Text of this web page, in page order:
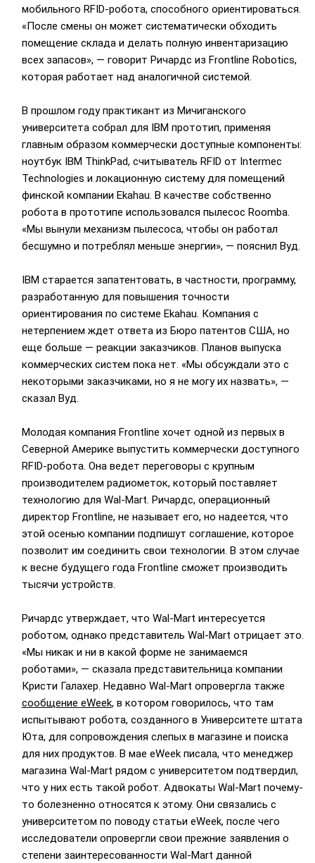
мобильного RFID-робота, способного ориентироваться.
«После смены он может систематически обходить
помещение склада и делать полную инвентаризацию
всех запасов», — говорит Ричардс из Frontline Robotics,
которая работает над аналогичной системой.
В прошлом году практикант из Мичиганского
университета собрал для IBM прототип, применяя
главным образом коммерчески доступные компоненты:
ноутбук IBM ThinkPad, считыватель RFID от Intermec
Technologies и локационную систему для помещений
финской компании Ekahau. В качестве собственно
робота в прототипе использовался пылесос Roomba.
«Мы вынули механизм пылесоса, чтобы он работал
бесшумно и потреблял меньше энергии», — пояснил Вуд.
IBM старается запатентовать, в частности, программу,
разработанную для повышения точности
ориентирования по системе Ekahau. Компания с
нетерпением ждет ответа из Бюро патентов США, но
еще больше — реакции заказчиков. Планов выпуска
коммерческих систем пока нет. «Мы обсуждали это с
некоторыми заказчиками, но я не могу их назвать», —
сказал Вуд.
Молодая компания Frontline хочет одной из первых в
Северной Америке выпустить коммерчески доступного
RFID-робота. Она ведет переговоры с крупным
производителем радиометок, который поставляет
технологию для Wal-Mart. Ричардс, операционный
директор Frontline, не называет его, но надеется, что
этой осенью компании подпишут соглашение, которое
позволит им соединить свои технологии. В этом случае
к весне будущего года Frontline сможет производить
тысячи устройств.
Ричардс утверждает, что Wal-Mart интересуется
роботом, однако представитель Wal-Mart отрицает это.
«Мы никак и ни в какой форме не занимаемся
роботами», — сказала представительница компании
Кристи Галахер. Недавно Wal-Mart опровергла также
сообщение eWeek, в котором говорилось, что там
испытывают робота, созданного в Университете штата
Юта, для сопровождения слепых в магазине и поиска
для них продуктов. В мае eWeek писала, что менеджер
магазина Wal-Mart рядом с университетом подтвердил,
что у них есть такой робот. Адвокаты Wal-Mart почему-
то болезненно относятся к этому. Они связались с
университетом по поводу статьи eWeek, после чего
исследователи опровергли свои прежние заявления о
степени заинтересованности Wal-Mart данной